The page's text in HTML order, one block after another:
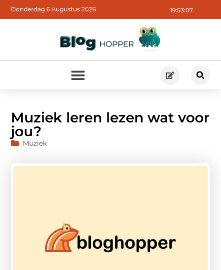
19:53:08
Donderdag 6 Augustus 2026
Muziek leren lezen wat voor
jou?
Muziek